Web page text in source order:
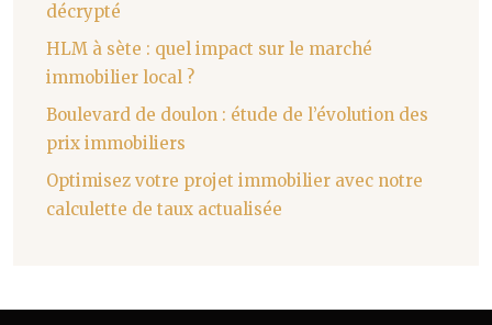
décrypté
HLM à sète : quel impact sur le marché
immobilier local ?
Boulevard de doulon : étude de l’évolution des
prix immobiliers
Optimisez votre projet immobilier avec notre
calculette de taux actualisée